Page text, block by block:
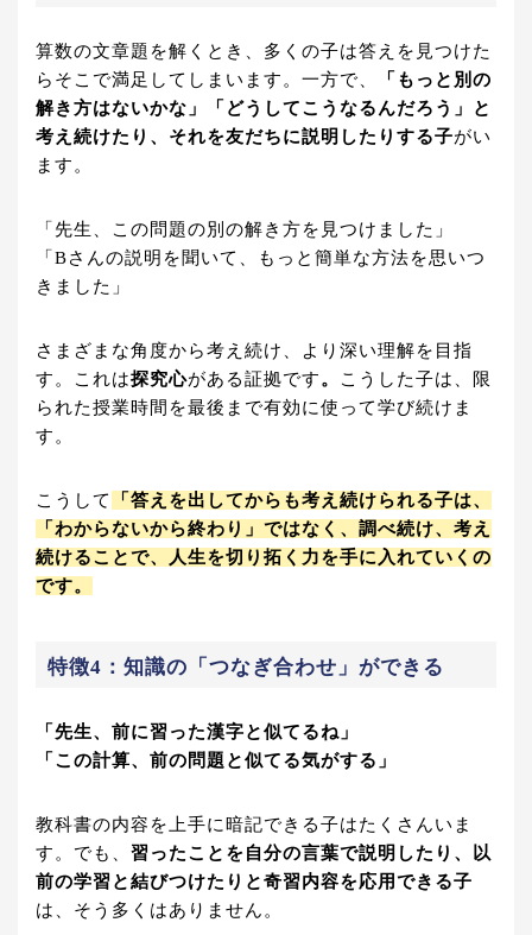
算数の文章題を解くとき、多くの子は答えを見つけた
らそこで満足してしまいます。一方で、
「もっと別の
解き方はないかな」「どうしてこうなるんだろう」と
考え続けたり、それを友だちに説明したりする子がい
ます。
「先生、この問題の別の解き方を見つけました」
「Bさんの説明を聞いて、もっと簡単な方法を思いつ
きました」
さまざまな角度から考え続け、より深い理解を目指
す。これは探究心がある証拠です。
こうした子は、限
られた授業時間を最後まで有効に使って学び続けま
す。
こうして
「答えを出してからも考え続けられる子は、
「わからないから終わり」ではなく、調べ続け、考え
続けることで、人生を切り拓く力を手に入れていくの
です。
特徴4：知識の「つなぎ合わせ」ができる
「先生、前に習った漢字と似てるね」
「この計算、前の問題と似てる気がする」
教科書の内容を上手に暗記できる子はたくさんいま
す。でも、 習ったことを自分の言葉で説明したり、以
前の学習と結びつけたりと奇習内容を応用できる子
は、そう多くはありません。